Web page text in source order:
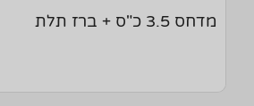
מדחס 3.5 כ"ס + ברז תלת